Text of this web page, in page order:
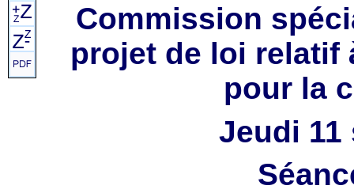
Commission
projet de loi relatif
pour la
Jeudi 11